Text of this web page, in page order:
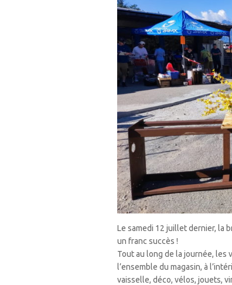
Le samedi 12 juillet dernier, la
un franc succès !
Tout au long de la journée,
l’ensemble du magasin, à
vaisselle, déco, vélos, jouets,